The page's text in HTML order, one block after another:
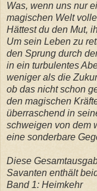
Was, wenn uns nur
magischen Welt
Hättest du den Mut,
Um sein Leben zu
den Sprung durch
in ein turbulentes
weniger als die
ob das nicht schon
den magischen
überraschend in
schweigen von dem
eine sonderbare
Diese
Savanten enthält
Band 1: Heimkehr